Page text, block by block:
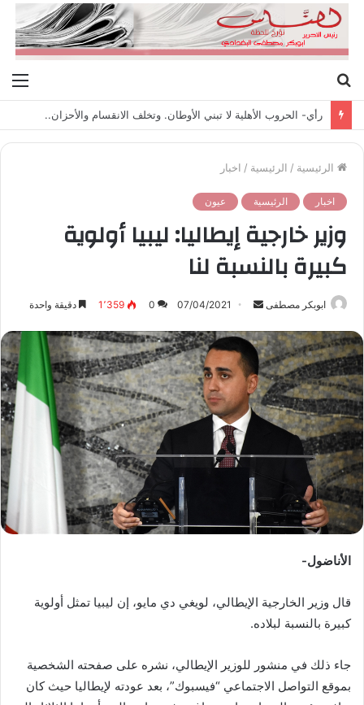
عن
رأي- الحروب الأهلية لا تبني الأوطان. وتخلف الانقسام والأحزان..
الرئيسية / الرئيسية / اخبار
اخبار الرئيسية عيون
وزير خارجية إيطاليا: ليبيا أولوية
كبيرة بالنسبة لنا
ابوبكر مصطفى
س
ل
ب
ر
ا
إ
ل
ك
ت
ن
07/04/2021
0 1٬359 دقيقة واحدة
الأناضول-
قال وزير الخارجية الإيطالي، لويغي دي مايو، إن ليبيا تمثل أولوية
كبيرة بالنسبة لبلاده.
جاء ذلك في منشور للوزير الإيطالي، نشره على صفحته الشخصية
بموقع التواصل الاجتماعي “فيسبوك”، بعد عودته لإيطاليا حيث كان